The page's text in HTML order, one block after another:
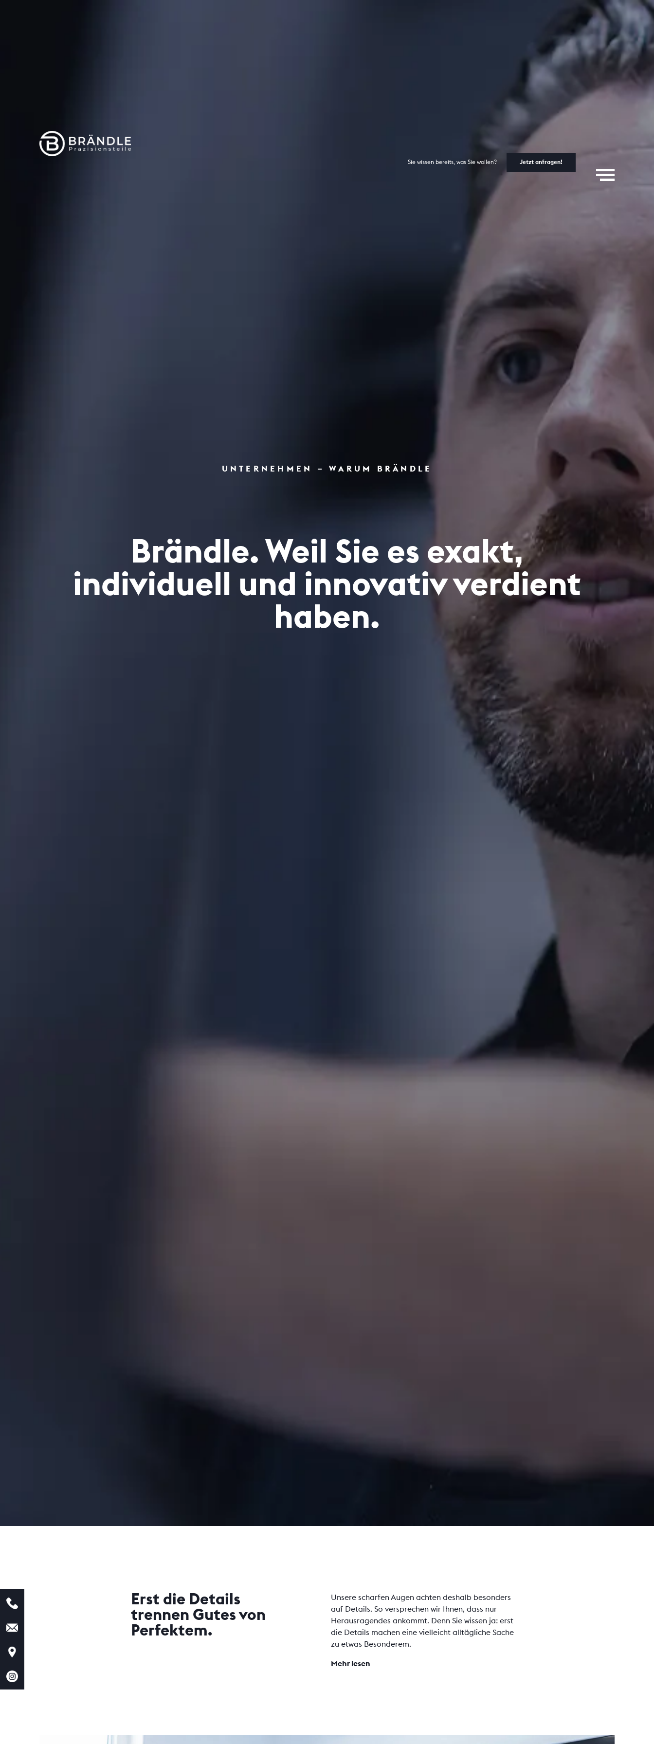
Sie wissen bereits, was Sie wollen? Jetzt anfragen!
UNTERNEHMEN – WARUM BRÄNDLE
Brändle. Weil Sie es exakt,
individuell und innovativ verdient
haben.
Erst die Details
trennen Gutes von
Perfektem.
Unsere scharfen Augen achten deshalb besonders
auf Details. So versprechen wir Ihnen, dass nur
Herausragendes ankommt. Denn Sie wissen ja: erst
die Details machen eine vielleicht alltägliche Sache
zu etwas Besonderem.
Mehr lesen